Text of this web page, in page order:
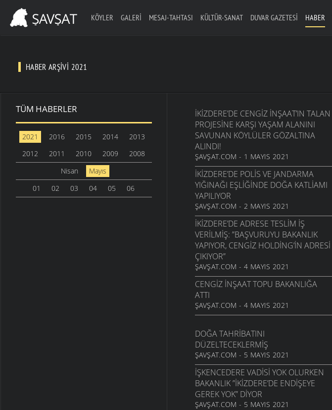
KÖYLER GALERI MESAJ-TAHTASI KÜLTÜR-SANAT DUVAR GAZETESI HABER
HABER ARŞIVI 2021
TÜM HABERLER
2021 2016 2015 2014
2013
2012
2011 2010 2009
2008
Nisan
Mayıs
01
02 03 04 05 06
İKIZDERE’DE CENGIZ İNŞAAT’IN TALAN
PROJESINE KARŞI YAŞAM ALANINI
SAVUNAN KÖYLÜLER GÖZALTINA
ALINDI!
ŞAVŞAT.COM - 1 MAYIS 2021
İKIZDERE’DE POLIS VE JANDARMA
YIĞINAĞI EŞLIĞINDE DOĞA KATLIAMI
YAPILIYOR
ŞAVŞAT.COM - 2 MAYIS 2021
İKIZDERE’DE ADRESE TESLIM IŞ
VERILMIŞ: ”BAŞVURUYU BAKANLIK
YAPIYOR, CENGIZ HOLDING’IN ADRESI
ÇIKIYOR”
ŞAVŞAT.COM - 4 MAYIS 2021
CENGIZ İNŞAAT TOPU BAKANLIĞA
ATTI
ŞAVŞAT.COM - 4 MAYIS 2021
DOĞA TAHRIBATINI
DÜZELTECEKLERMIŞ
ŞAVŞAT.COM - 5 MAYIS 2021
İŞKENCEDERE VADISI YOK OLURKEN
BAKANLIK ”İKIZDERE’DE ENDIŞEYE
GEREK YOK” DIYOR
ŞAVŞAT.COM - 5 MAYIS 2021